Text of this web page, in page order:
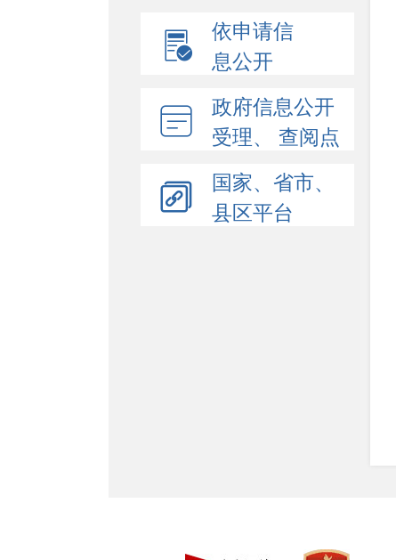
依申请信
息公开
政府信息公开
受理、 查阅点
国家、省市、
县区平台